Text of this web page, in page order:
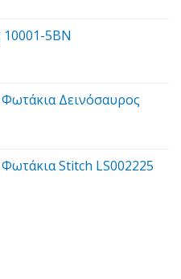
€.
10001-5BN
Δεινόσαυρος
Stitch LS002225